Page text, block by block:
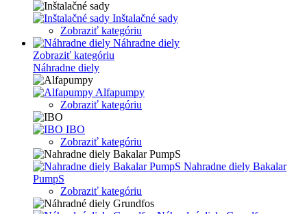
Inštalačné sady
Zobraziť kategóriu
Náhradne diely
Zobraziť kategóriu
Náhradne diely
Alfapumpy
Zobraziť kategóriu
IBO
Zobraziť kategóriu
Nahradne diely Bakalar
PumpS
Zobraziť kategóriu